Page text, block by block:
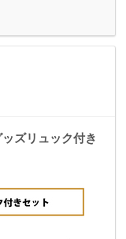
ズリュック付き